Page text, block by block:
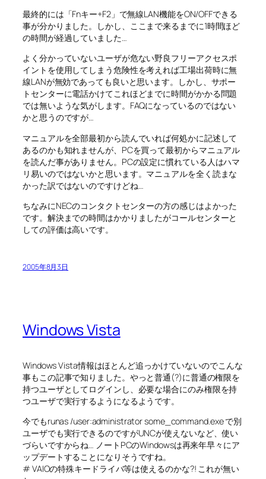
最終的には「Fnキー+F2」で無線LAN機能をON/OFFできる
事が分かりました。しかし、ここまで来るまでに1時間ほど
の時間が経過していました…
よく分かっていないユーザが危ない野良フリーアクセスポ
イントを使用してしまう危険性を考えれば工場出荷時に無
線LANが無効であっても良いと思います。しかし、サポー
トセンターに電話かけてこれほどまでに時間がかかる問題
では無いような気がします。FAQになっているのではない
かと思うのですが…
マニュアルを全部最初から読んでいれば何処かに記述して
あるのかも知れませんが、PCを買って最初からマニュアル
を読んだ事がありません。PCの設定に慣れている人はハマ
リ易いのではないかと思います。マニュアルを全く読まな
かった訳ではないのですけどね…
ちなみにNECのコンタクトセンターの方の感じはよかった
です。解決までの時間はかかりましたがコールセンターと
しての評価は高いです。
2005年8月3日
Windows Vista
Windows Vista情報はほとんど追っかけていないのでこんな
事もこの記事で知りました。やっと普通(?)に普通の権限を
持つユーザとしてログインし、必要な場合にのみ権限を持
つユーザで実行するようになるようです。
今でもrunas /user:administrator some_command.exe で別
ユーザでも実行できるのですがUNCが使えないなど、使い
づらいですからね… ノートPCのWindowsは再来年早々にア
ップデートすることになりそうですね。
# VAIOの特殊キードライバ等は使えるのかな?! これが無い